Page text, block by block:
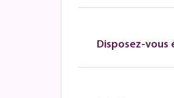
Disposez-vous